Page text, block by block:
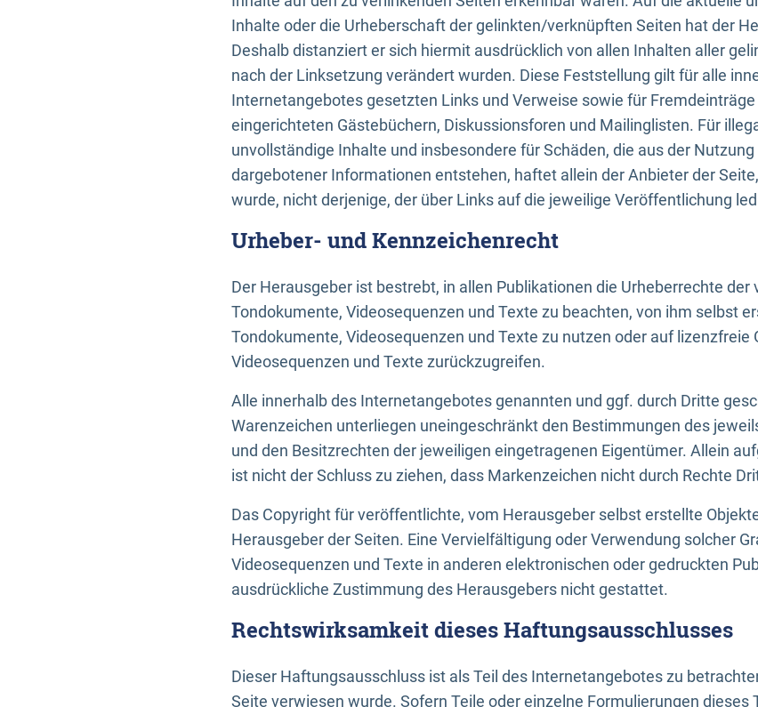
Inhalte oder die Urheberschaft der gelinkten/verknüpften Seiten hat der
Deshalb distanziert er sich hiermit ausdrücklich von allen Inhalten aller
nach der Linksetzung verändert wurden. Diese Feststellung gilt für alle
Internetangebotes gesetzten Links und Verweise sowie für
eingerichteten Gästebüchern, Diskussionsforen und Mailinglisten. Für
unvollständige Inhalte und insbesondere für Schäden, die aus der
dargebotener Informationen entstehen, haftet allein der Anbieter der
wurde, nicht derjenige, der über Links auf die jeweilige Veröffentlichung
Urheber- und Kennzeichenrecht
Der Herausgeber ist bestrebt, in allen Publikationen die Urheberrechte der
Tondokumente, Videosequenzen und Texte zu beachten, von ihm selbst
Tondokumente, Videosequenzen und Texte zu nutzen oder auf lizenzfreie
Videosequenzen und Texte zurückzugreifen.
Alle innerhalb des Internetangebotes genannten und ggf. durch Dritte
Warenzeichen unterliegen uneingeschränkt den Bestimmungen des
und den Besitzrechten der jeweiligen eingetragenen Eigentümer. Allein
ist nicht der Schluss zu ziehen, dass Markenzeichen nicht durch Rechte
Das Copyright für veröffentlichte, vom Herausgeber selbst erstellte
Herausgeber der Seiten. Eine Vervielfältigung oder Verwendung solcher
Videosequenzen und Texte in anderen elektronischen oder gedruckten
ausdrückliche Zustimmung des Herausgebers nicht gestattet.
Rechtswirksamkeit dieses Haftungsausschlusses
Dieser Haftungsausschluss ist als Teil des Internetangebotes zu
Seite verwiesen wurde. Sofern Teile oder einzelne Formulierungen dieses